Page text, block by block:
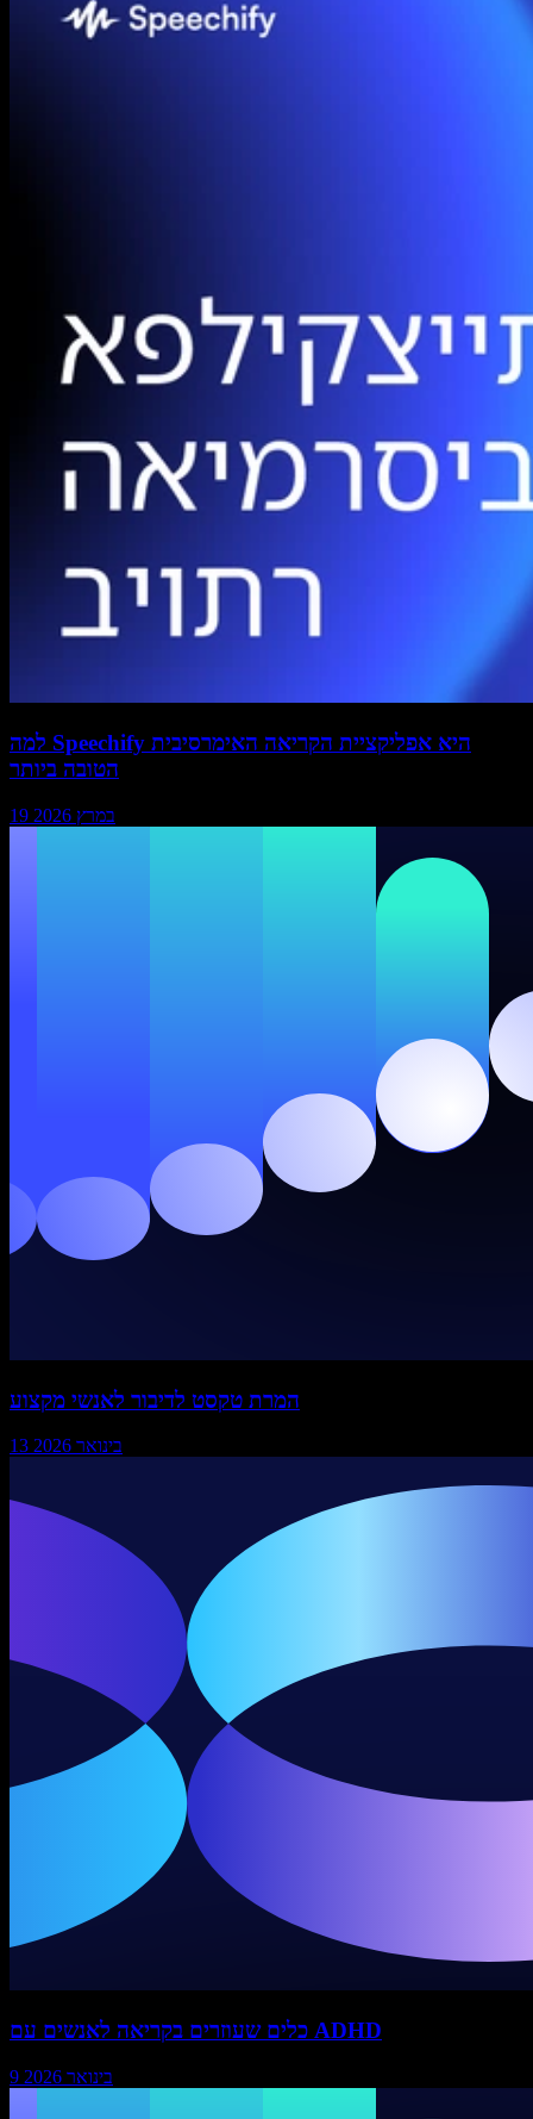
למה Speechify היא אפליקציית הקריאה האימרסיבית
הטובה ביותר
19 במרץ 2026
המרת טקסט לדיבור לאנשי מקצוע
13 בינואר 2026
כלים שעוזרים בקריאה לאנשים עם ADHD
9 בינואר 2026